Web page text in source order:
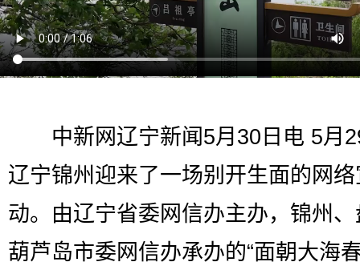
中新网辽宁新闻5月30日电 5月
辽宁锦州迎来了一场别开生面的网
动。由辽宁省委网信办主办，锦州
葫芦岛市委网信办承办的“面朝大海